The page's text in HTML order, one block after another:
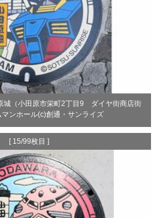
城（小田原市栄町2丁目9 ダイヤ街商店街
ンホール(c)創通・サンライズ
[ 15/99枚目 ]